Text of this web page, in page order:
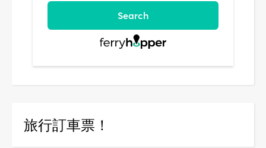
旅行訂車票！